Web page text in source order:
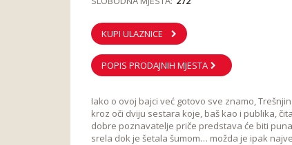
KUPI ULAZNICE
POPIS PRODAJNIH MJESTA
Iako o ovoj bajci već gotovo sve znamo,
kroz oči dviju sestara koje, baš kao i publika,
dobre poznavatelje priče predstava će biti
srela dok je šetala šumom… možda je ipak